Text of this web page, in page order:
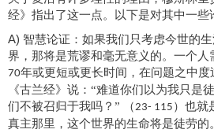
经》指出了这一点。以下是对其中一些
A) 智慧论证：如果我们只考虑今世的
界，那将是荒谬和毫无意义的。一个人
70年或更短或更长时间，在问题之中度
《古兰经》说：“难道你们以为我只是
们不被召归于我吗？” （23- 115 ）也就
真主那里 ，这个世界的生命将是徒劳